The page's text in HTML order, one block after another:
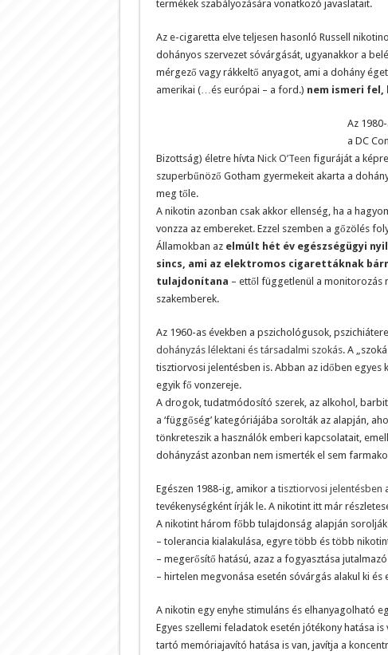
termékek szabályozására vonatkozó javaslatait.
Az e-cigaretta elve teljesen hasonló Russell
dohányos szervezet sóvárgását, ugyanakkor a
mérgező vagy rákkeltő anyagot, ami a dohány
amerikai (…és európai – a ford.) nem ismeri fel,
Az
a DC
Bizottság) életre hívta Nick O’Teen figuráját a
szuperbűnöző Gotham gyermekeit akarta a
meg tőle.
A nikotin azonban csak akkor ellenség, ha a
vonzza az embereket. Ezzel szemben a gőzölés
Államokban az elmúlt hét év egészségügyi
sincs, ami az elektromos cigarettáknak
tulajdonítana – ettől függetlenül a monitorozás
szakemberek.
Az 1960-as években a pszichológusok,
dohányzás lélektani és társadalmi szokás. A
tisztiorvosi jelentésben is. Abban az időben
egyik fő vonzereje.
A drogok, tudatmódosító szerek, az alkohol,
a ‘függőség’ kategóriájába sorolták az alapján,
tönkreteszik a használók emberi kapcsolatait,
dohányzást azonban nem ismerték el sem
Egészen 1988-ig, amikor a tisztiorvosi jelentésben
tevékenységként írják le. A nikotint itt már
A nikotint három főbb tulajdonság alapján
– tolerancia kialakulása, egyre több és több
– megerősítő hatású, azaz a fogyasztása
– hirtelen megvonása esetén sóvárgás alakul ki és
A nikotin egy enyhe stimuláns és elhanyagolható
Egyes szellemi feladatok esetén jótékony hatása
tartó memóriajavító hatása is van, javítja a